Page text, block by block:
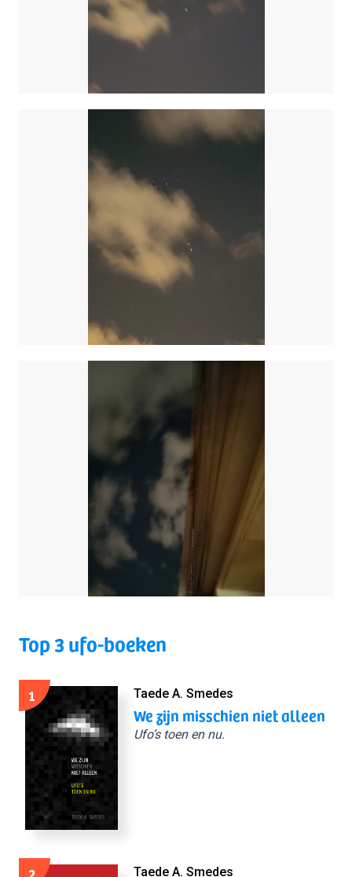
Top 3 ufo-boeken
1 Taede A. Smedes
We zijn misschien niet alleen
Ufo’s toen en nu.
Taede A. Smedes